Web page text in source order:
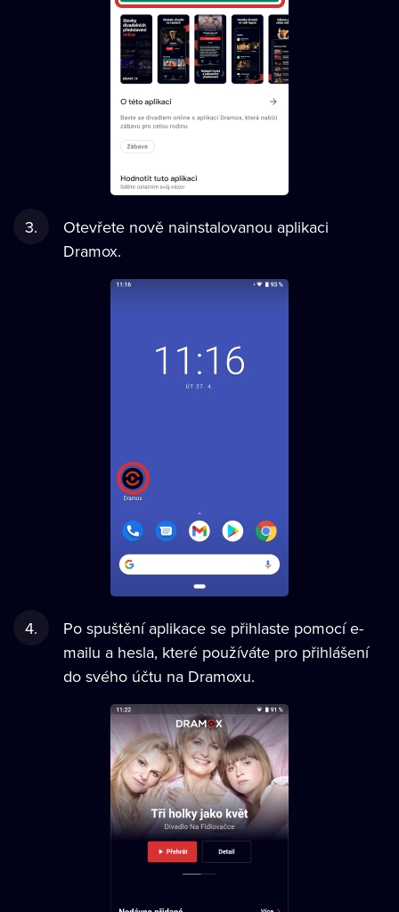
Otevřete nově nainstalovanou aplikaci
Dramox.
Po spuštění aplikace se přihlaste pomocí e-
mailu a hesla, které používáte pro přihlášení
do svého účtu na Dramoxu.